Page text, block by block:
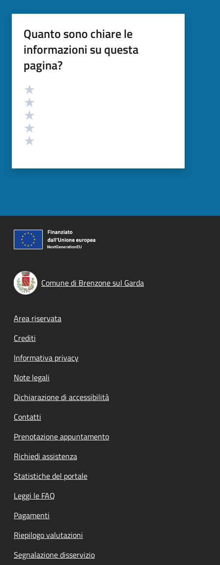
Quanto sono chiare le
informazioni su questa
pagina?
Valutazione
Comune di Brenzone sul Garda
Footer menu
Area riservata
Crediti
Informativa privacy
Note legali
Dichiarazione di accessibilità
Contatti
Prenotazione appuntamento
Richiedi assistenza
Statistiche del portale
Leggi le FAQ
Pagamenti
Riepilogo valutazioni
Segnalazione disservizio